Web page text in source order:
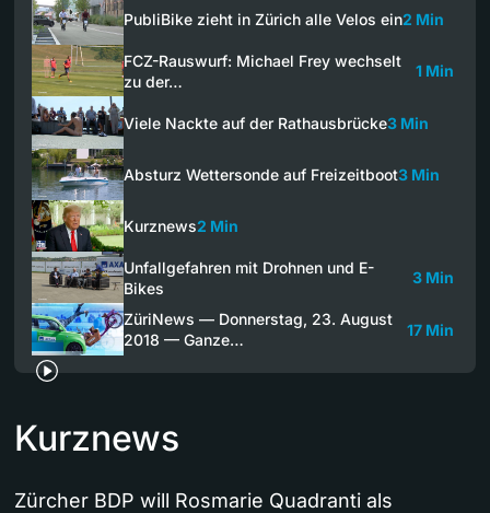
PubliBike zieht in Zürich alle Velos ein2 Min
FCZ-Rauswurf: Michael Frey wechselt
zu der…
1 Min
Viele Nackte auf der Rathausbrücke3 Min
Absturz Wettersonde auf Freizeitboot3 Min
Kurznews2 Min
Unfallgefahren mit Drohnen und E-
Bikes
3 Min
ZüriNews — Donnerstag, 23. August
2018 — Ganze…
17 Min
Kurznews
Zürcher BDP will Rosmarie Quadranti als